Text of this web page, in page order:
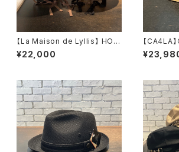
【La Maison de Lyllis】 HOH
¥22,000
【